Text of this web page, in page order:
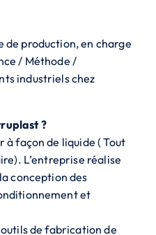
de production, en charge
/ Méthode /
industriels chez
?
façon de liquide ( Tout
L’entreprise réalise
conception des
et
outils de fabrication de